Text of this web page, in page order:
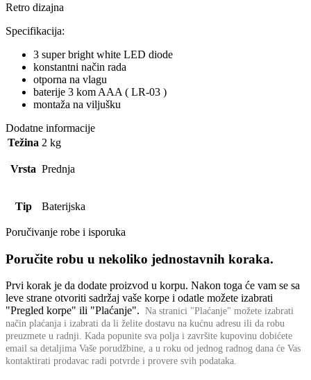
Retro dizajna
Specifikacija:
3 super bright white LED diode
konstantni način rada
otporna na vlagu
baterije 3 kom AAA ( LR-03 )
montaža na viljušku
Dodatne informacije
Težina 2 kg
Vrsta Prednja
Tip Baterijska
Poručivanje robe i isporuka
Poručite robu u nekoliko jednostavnih koraka.
Prvi korak je da dodate proizvod u korpu. Nakon toga će vam se sa
leve strane otvoriti sadržaj vaše korpe i odatle možete izabrati
"Pregled korpe" ili "Plaćanje". Na stranici "Plaćanje" možete izabrati
način plaćanja i izabrati da li želite dostavu na kućnu adresu ili da robu
preuzmete u radnji. Kada popunite sva polja i završite kupovinu dobićete
email sa detaljima Vaše porudžbine, a u roku od jednog radnog dana će Vas
kontaktirati prodavac radi potvrde i provere svih podataka.